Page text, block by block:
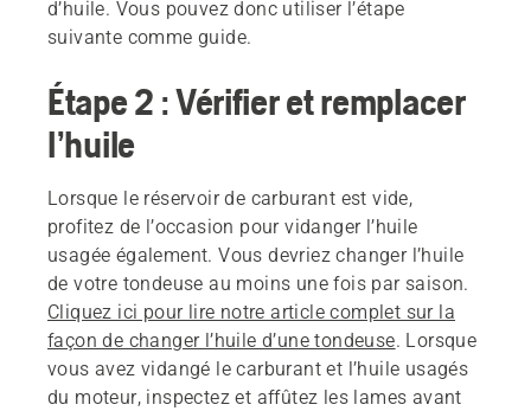
d’huile. Vous pouvez donc utiliser l’étape
suivante comme guide.
Étape 2 : Vérifier et remplacer
l’huile
Lorsque le réservoir de carburant est vide,
profitez de l’occasion pour vidanger l’huile
usagée également. Vous devriez changer l’huile
de votre tondeuse au moins une fois par saison.
Cliquez ici pour lire notre article complet sur la
façon de changer l’huile d’une tondeuse. Lorsque
vous avez vidangé le carburant et l’huile usagés
du moteur, inspectez et affûtez les lames avant